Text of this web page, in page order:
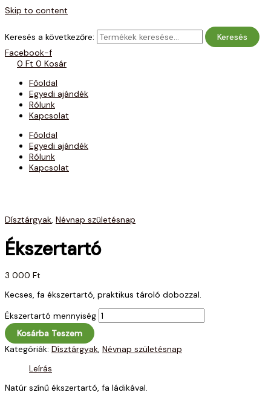
Skip to content
Keresés a következőre:
Keresés
Facebook-f
0 Ft 0 Kosár
Főoldal
Egyedi ajándék
Rólunk
Kapcsolat
Főoldal
Egyedi ajándék
Rólunk
Kapcsolat
Dísztárgyak, Névnap születésnap
Ékszertartó
3 000 Ft
Kecses, fa ékszertartó, praktikus tároló dobozzal.
Ékszertartó mennyiség
Kosárba Teszem
Kategóriák: Dísztárgyak, Névnap születésnap
Leírás
Natúr színű ékszertartó, fa ládikával.